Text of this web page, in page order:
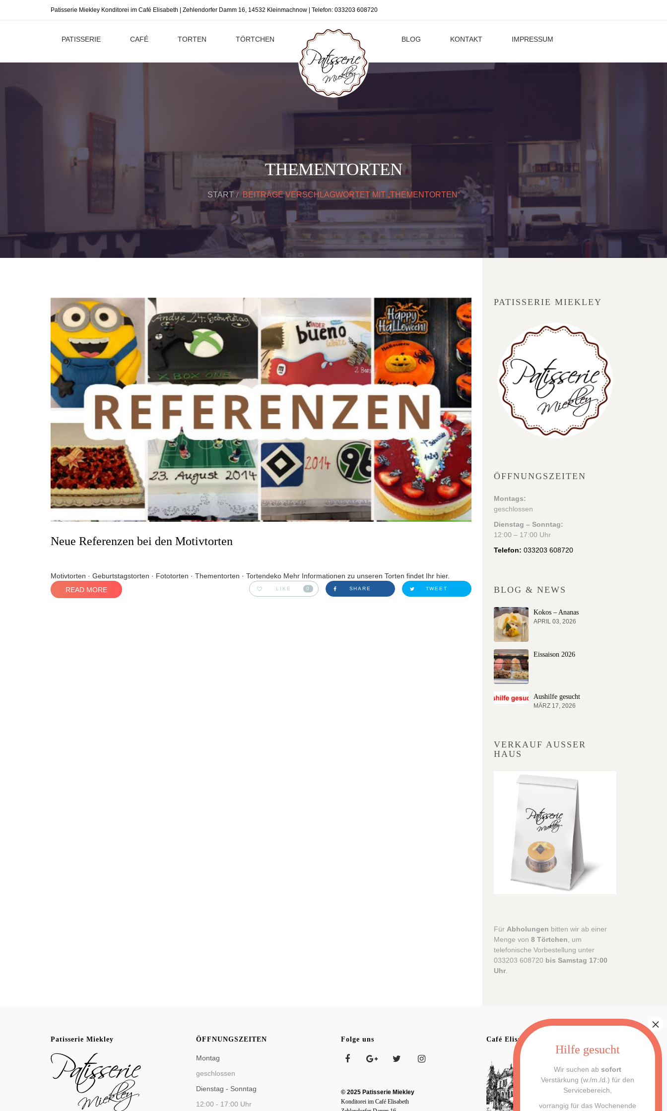
Patisserie Miekley Konditorei im Café Elisabeth | Zehlendorfer Damm 16, 14532 Kleinmachnow | Telefon: 033203 608720
PATISSERIE CAFÉ TORTEN TÖRTCHEN BLOG KONTAKT IMPRESSUM
THEMENTORTEN
START BEITRÄGE VERSCHLAGWORTET MIT „THEMENTORTEN“
Neue Referenzen bei den Motivtorten
Motivtorten · Geburtstagstorten · Fototorten · Thementorten · Tortendeko Mehr Informationen zu unseren Torten findet Ihr hier.
READ MORE
LIKE 0 SHARE TWEET
PATISSERIE MIEKLEY
ÖFFNUNGSZEITEN
Montags:
geschlossen
Dienstag – Sonntag:
12:00 – 17:00 Uhr
Telefon: 033203 608720
BLOG & NEWS
Kokos – Ananas
APRIL 03, 2026
Eissaison 2026
Aushilfe gesucht
MÄRZ 17, 2026
VERKAUF AUSSER H
AUS
Für Abholungen bitten wir ab einer
Menge von 8 Törtchen , um
telefonische Vorbestellung unter
033203 608720 bis Samstag 17:00
Uhr.
Patisserie Miekley ÖFFNUNGSZEITEN
Montag
geschlossen
Dienstag - Sonntag
12:00 - 17:00 Uhr
Folge uns
© 2025 Patisserie Miekley
Konditorei im Café Elisabeth
Café Elisabeth
Wir suchen ab sofort
Verstärkung (w./m./d.) für den
Servicebereich,
vorrangig für das Wochenende